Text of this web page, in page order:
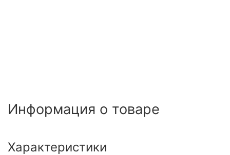
Информация о товаре
Характеристики